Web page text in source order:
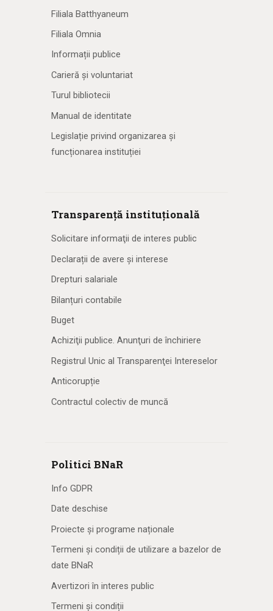
Filiala Batthyaneum
Filiala Omnia
Informații publice
Carieră și voluntariat
Turul bibliotecii
Manual de identitate
Legislație privind organizarea și
funcționarea instituției
Transparență instituțională
Solicitare informaţii de interes public
Declarații de avere și interese
Drepturi salariale
Bilanțuri contabile
Buget
Achiziţii publice. Anunţuri de închiriere
Registrul Unic al Transparenţei Intereselor
Anticorupție
Contractul colectiv de muncă
Politici BNaR
Info GDPR
Date deschise
Proiecte și programe naționale
Termeni și condiții de utilizare a bazelor de
date BNaR
Avertizori în interes public
Termeni și condiții